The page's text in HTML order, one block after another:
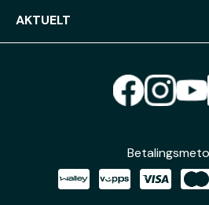
AKTUELT